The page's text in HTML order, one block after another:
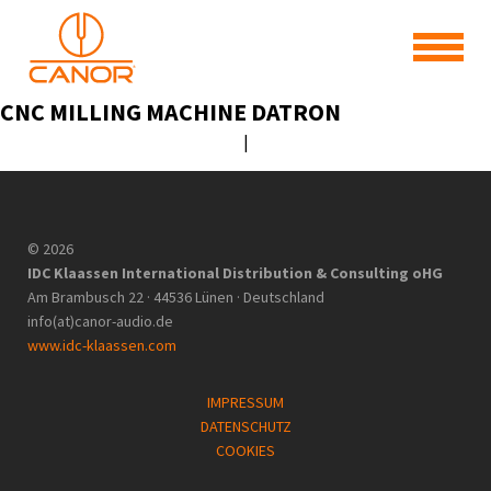
CNC MILLING MACHINE DATRON
|
© 2026
IDC Klaassen International Distribution & Consulting oHG
Am Brambusch 22 · 44536 Lünen · Deutschland
info(at)canor-audio.de
www.idc-klaassen.com
IMPRESSUM
DATENSCHUTZ
COOKIES